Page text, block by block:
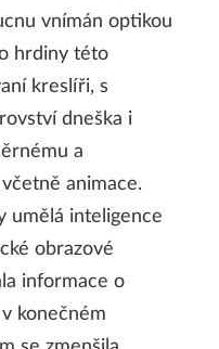
vnímán optikou
hrdiny této
kreslíři, s
dneška i
a
animace.
umělá inteligence
obrazové
informace o
konečném